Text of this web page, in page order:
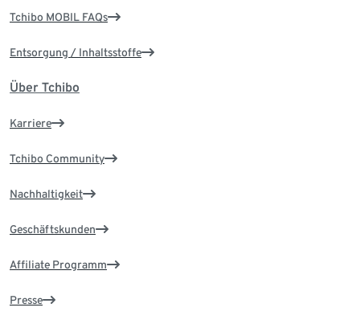
Tchibo MOBIL FAQs
Entsorgung / Inhaltsstoffe
Über Tchibo
Karriere
Tchibo Community
Nachhaltigkeit
Geschäftskunden
Affiliate Programm
Presse